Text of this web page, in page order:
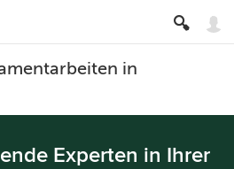
in
Experten in Ihrer